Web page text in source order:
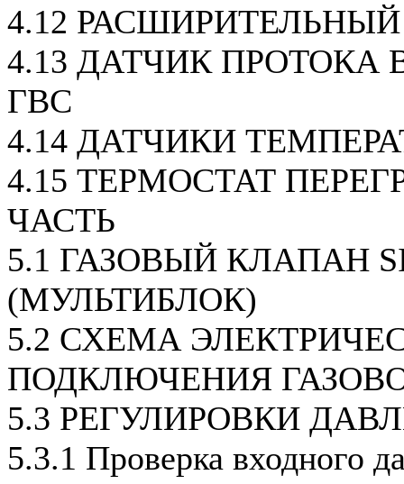
4.12
4.13 ДАТЧИК
ГВС
4.14 ДАТЧИКИ
4.15 ТЕРМОСТАТ
ЧАСТЬ
5.1 ГАЗОВЫЙ КЛАПАН
(МУЛЬТИБЛОК)
5.2 СХЕМА
ПОДКЛЮЧЕНИЯ
5.3 РЕГУЛИРОВКИ
5.3.1 Проверка входного